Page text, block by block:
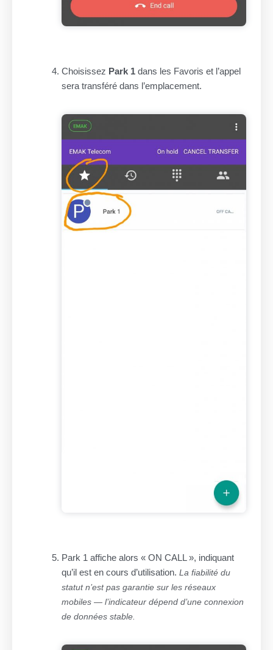
Choisissez Park 1 dans les Favoris et l’appel
sera transféré dans l’emplacement.
Park 1 affiche alors « ON CALL », indiquant
qu’il est en cours d’utilisation. La fiabilité du
statut n’est pas garantie sur les réseaux
mobiles — l’indicateur dépend d’une connexion
de données stable.